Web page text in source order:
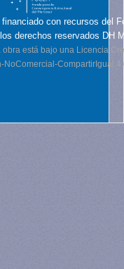
financiado con recursos del
derechos reservados DH
obra está bajo una Licencia
NoComercial-CompartirIgual